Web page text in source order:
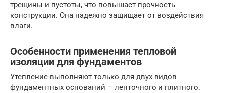
трещины и пустоты, что повышает прочность
конструкции. Она надежно защищает от воздействия
влаги.
Особенности применения тепловой
изоляции для фундаментов
Утепление выполняют только для двух видов
фундаментных оснований – ленточного и плитного.